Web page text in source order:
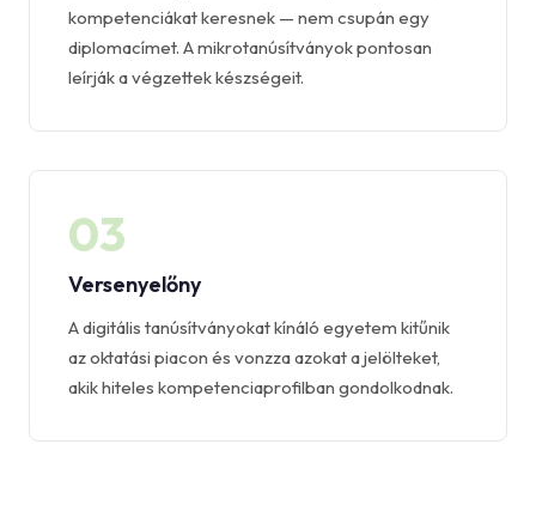
kompetenciákat keresnek — nem csupán egy
diplomacímet. A mikrotanúsítványok pontosan
leírják a végzettek készségeit.
03
Versenyelőny
A digitális tanúsítványokat kínáló egyetem kitűnik
az oktatási piacon és vonzza azokat a jelölteket,
akik hiteles kompetenciaprofilban gondolkodnak.